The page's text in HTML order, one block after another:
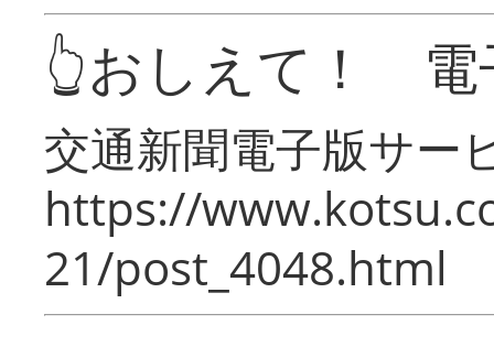
👆おしえて！ 電
交通新聞電子版サー
https://
21/post_4048.html